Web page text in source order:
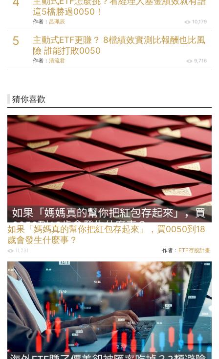
這5檔勝過0050！
作者： 呂珮辰 10,179
主動式ETF更賺？ 8檔績效實測比報酬也比風
險 誰能打敗0050
作者： 清流君 9,716
猜你喜歡
如果「媽媽真的幫你把紅包存起來」，買0050到18
歲會發生什麼事？
11,231 作者： ETF存股計畫